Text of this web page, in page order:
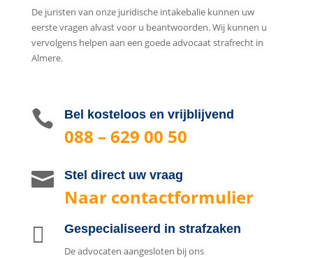
De juristen van onze juridische intakebalie kunnen uw
eerste vragen alvast voor u beantwoorden. Wij kunnen u
vervolgens helpen aan een goede advocaat strafrecht in
Almere.
 Bel kosteloos en vrijblijvend
088 – 629 00 50
 Stel direct uw vraag
Naar contactformulier
 Gespecialiseerd in strafzaken
De advocaten aangesloten bij ons